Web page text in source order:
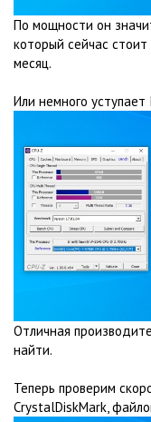
По мощности он
который сейчас
месяц.
Или немного
Отличная
найти.
Теперь проверим
CrystalDiskMark,